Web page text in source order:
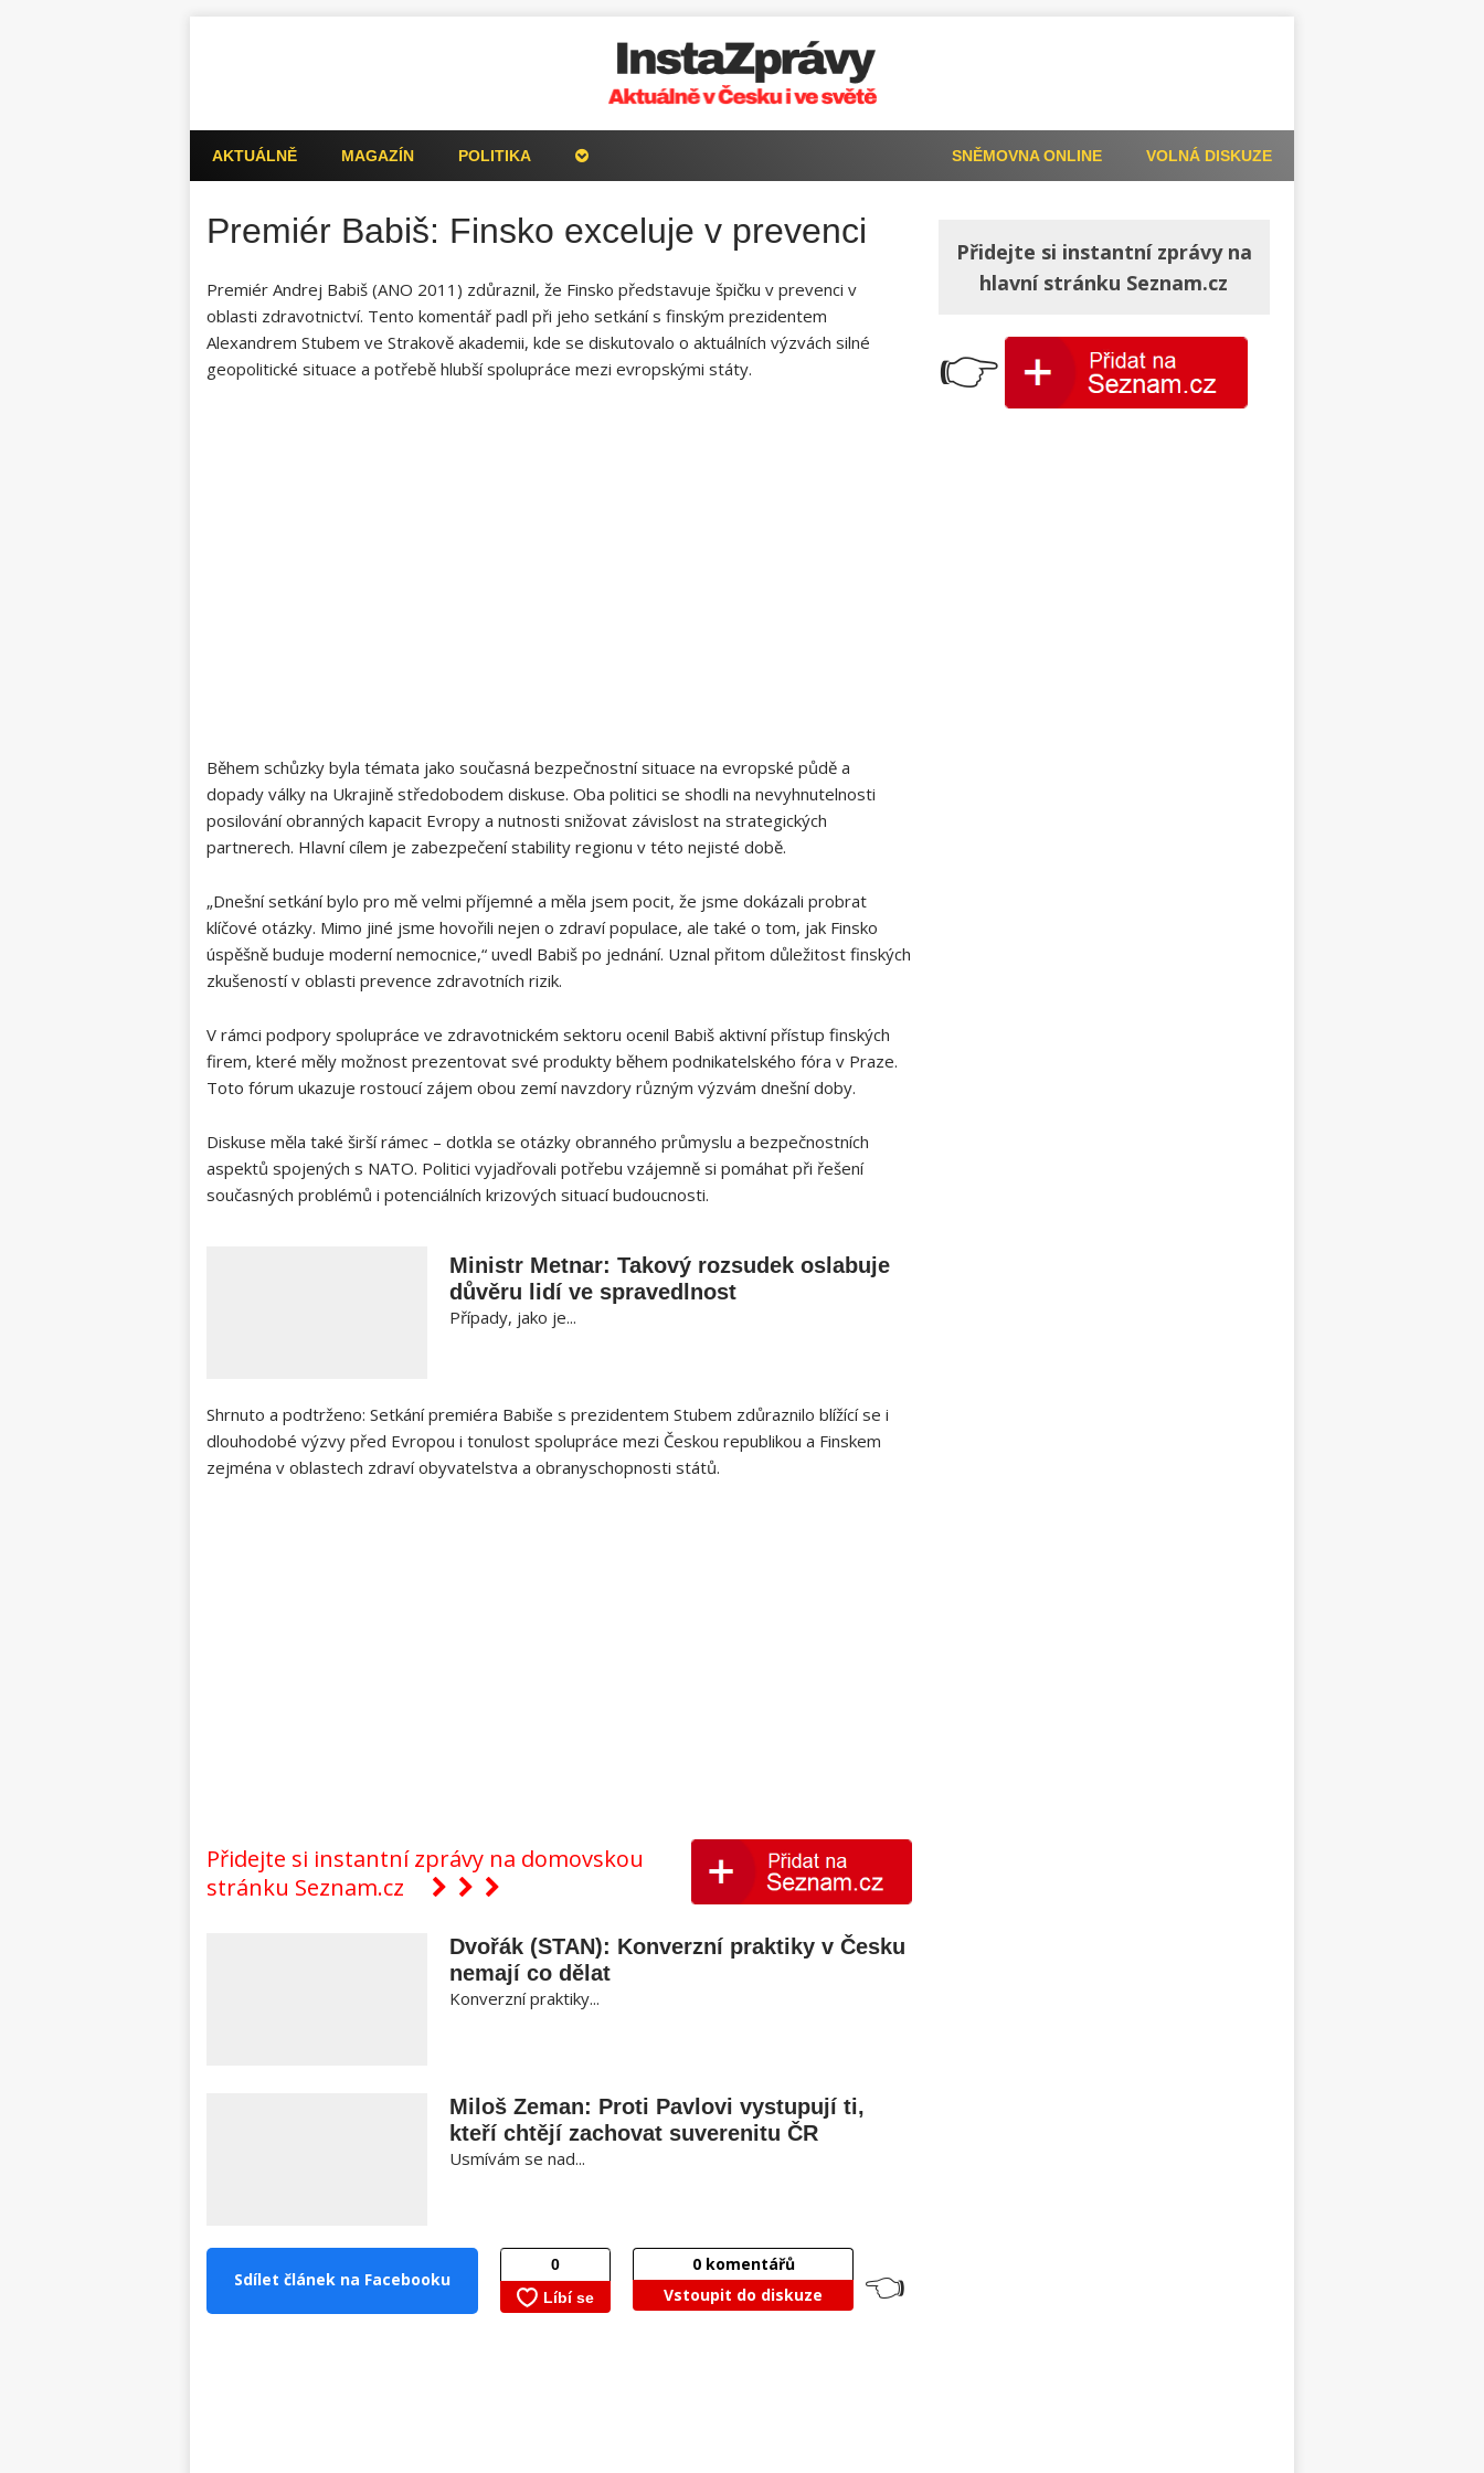
AKTUÁLNĚ MAGAZÍN POLITIKA VOLNÁ DISKUZE
SNĚMOVNA ONLINE
Premiér Babiš: Finsko exceluje v prevenci
Premiér Andrej Babiš (ANO 2011) zdůraznil, že Finsko představuje špičku v prevenci v
oblasti zdravotnictví. Tento komentář padl při jeho setkání s finským prezidentem
Alexandrem Stubem ve Strakově akademii, kde se diskutovalo o aktuálních výzvách silné
geopolitické situace a potřebě hlubší spolupráce mezi evropskými státy.
Během schůzky byla témata jako současná bezpečnostní situace na evropské půdě a
dopady války na Ukrajině středobodem diskuse. Oba politici se shodli na nevyhnutelnosti
posilování obranných kapacit Evropy a nutnosti snižovat závislost na strategických
partnerech. Hlavní cílem je zabezpečení stability regionu v této nejisté době.
„Dnešní setkání bylo pro mě velmi příjemné a měla jsem pocit, že jsme dokázali probrat
klíčové otázky. Mimo jiné jsme hovořili nejen o zdraví populace, ale také o tom, jak Finsko
úspěšně buduje moderní nemocnice,“ uvedl Babiš po jednání. Uznal přitom důležitost finských
zkušeností v oblasti prevence zdravotních rizik.
V rámci podpory spolupráce ve zdravotnickém sektoru ocenil Babiš aktivní přístup finských
firem, které měly možnost prezentovat své produkty během podnikatelského fóra v Praze.
Toto fórum ukazuje rostoucí zájem obou zemí navzdory různým výzvám dnešní doby.
Diskuse měla také širší rámec – dotkla se otázky obranného průmyslu a bezpečnostních
aspektů spojených s NATO. Politici vyjadřovali potřebu vzájemně si pomáhat při řešení
současných problémů i potenciálních krizových situací budoucnosti.
Ministr Metnar: Takový rozsudek oslabuje
důvěru lidí ve spravedlnost
Případy, jako je...
Shrnuto a podtrženo: Setkání premiéra Babiše s prezidentem Stubem zdůraznilo blížící se i
dlouhodobé výzvy před Evropou i tonulost spolupráce mezi Českou republikou a Finskem
zejména v oblastech zdraví obyvatelstva a obranyschopnosti států.
Přidejte si instantní zprávy na domovskou
stránku Seznam.cz
Dvořák (STAN): Konverzní praktiky v Česku
nemají co dělat
Konverzní praktiky...
Miloš Zeman: Proti Pavlovi vystupují ti,
kteří chtějí zachovat suverenitu ČR
Usmívám se nad...
Sdílet článek na Facebooku
0komentářů
Vstoupit do diskuze
👈
Přidejte si instantní zprávy na
hlavní stránku Seznam.cz
👉